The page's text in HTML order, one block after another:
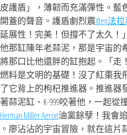
護盾」，薄韌而充滿彈性。藍
蓋的聲音。護盾劇烈震Xten法
展性！完美！但撐不了太久！
那缸陳年老蒜泥，那是宇宙的
那口比他還胖的缸抱起。「走
料是文明的基礎！沒了紅棗
它背上的枸杞推進器。推進
蒜泥缸、K-999咬著他，一起
Herman Miller Aeron油黨餘孽！我會
廖沾沾的宇宙冒險，就在這片